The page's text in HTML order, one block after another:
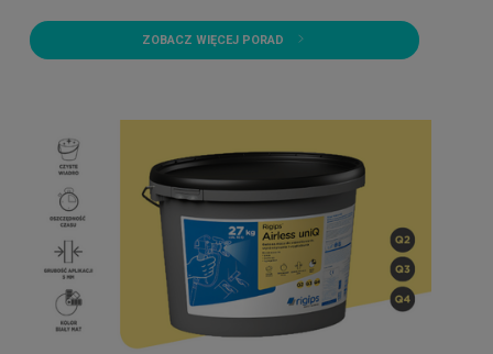
ZOBACZ WIĘCEJ PORAD